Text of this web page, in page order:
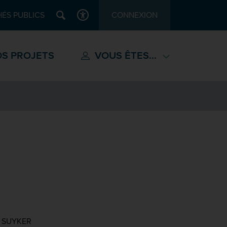
PUBLICS Recherche
ACCESSIBILITÉCONNEXION
PROJETS VOUS ÊTES...